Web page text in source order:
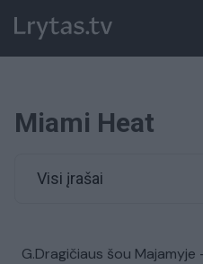
Miami Heat
Visi įrašai
G.Dragičiaus šou Majamyje